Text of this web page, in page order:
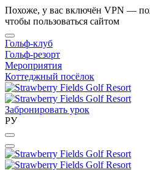
Похоже, у вас включён VPN —
чтобы пользоваться сайтом
Гольф-клуб
Гольф-резорт
Мероприятия
Коттеджный посёлок
Забронировать урок
РУ